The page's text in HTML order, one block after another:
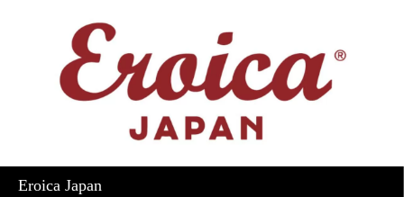
Eroica Japan